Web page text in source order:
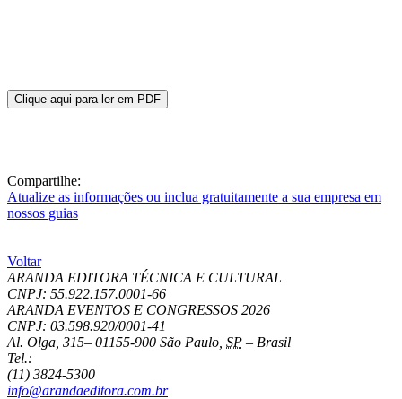
Clique aqui para ler em PDF
Compartilhe:
Atualize as informações ou inclua gratuitamente a sua empresa em
nossos guias
Voltar
ARANDA EDITORA TÉCNICA E CULTURAL
CNPJ: 55.922.157.0001-66
ARANDA EVENTOS E CONGRESSOS 2026
CNPJ: 03.598.920/0001-41
Al. Olga, 315– 01155-900 São Paulo SP – Brasil
Tel.:
(11) 3824-5300
info@arandaeditora.com.br